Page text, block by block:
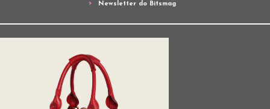
Newsletter do Bitsmag